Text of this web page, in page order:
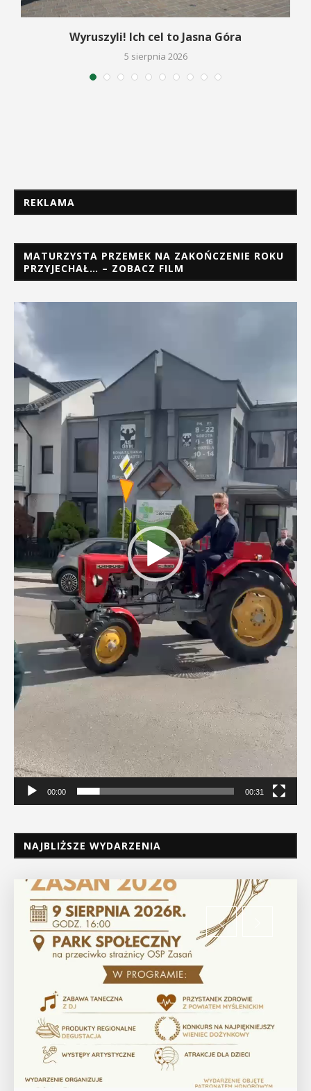
Wyruszyli! Ich cel to Jasna Góra
5 sierpnia 2026
REKLAMA
MATURZYSTA PRZEMEK NA ZAKOŃCZENIE ROKU
PRZYJECHAŁ… – ZOBACZ FILM
Odtwarzacz
00:00 00:31
NAJBLIŻSZE WYDARZENIA